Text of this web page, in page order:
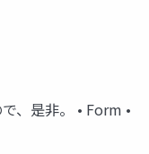
、是非。 • Form •